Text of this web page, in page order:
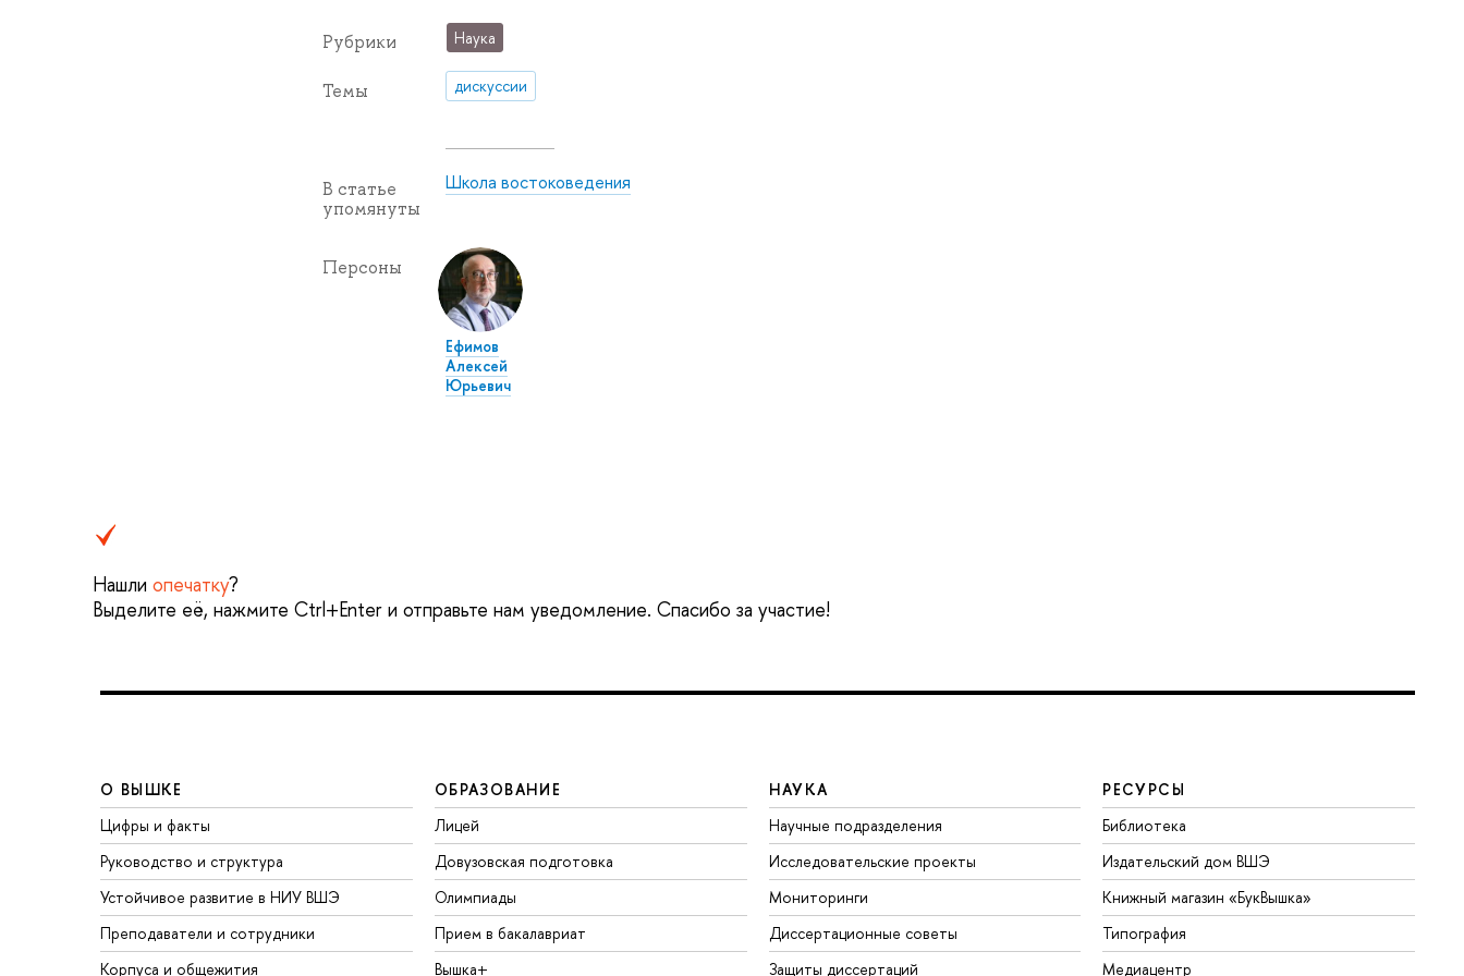
Рубрики Наука
Темы дискуссии
В статье
упомянуты
Школа востоковедения
Персоны
Ефимов
Алексей
Юрьевич
Нашли опечатку?
Выделите её, нажмите Ctrl+Enter и отправьте нам уведомление. Спасибо за участие!
О ВЫШКЕ
Цифры и факты
Руководство и структура
Устойчивое развитие в НИУ ВШЭ
Преподаватели и сотрудники
Корпуса и общежития
ОБРАЗОВАНИЕ
Лицей
Довузовская подготовка
Олимпиады
Прием в бакалавриат
Вышка+
НАУКА
Научные подразделения
Исследовательские проекты
Мониторинги
Диссертационные советы
Защиты диссертаций
РЕСУРСЫ
Библиотека
Издательский дом ВШЭ
Книжный магазин «БукВышка»
Типография
Медиацентр